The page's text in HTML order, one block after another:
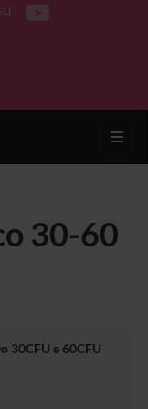
30-60
30CFU e 60CFU